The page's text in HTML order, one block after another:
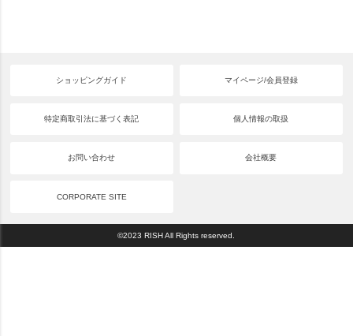
ショッピングガイド マイページ/会員登録
特定商取引法に基づく表記 個人情報の取扱
お問い合わせ 会社概要
CORPORATE SITE
©2023 RISH All Rights reserved.